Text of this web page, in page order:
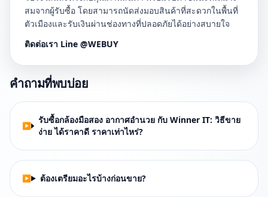
สมจากผู้รับซื้อ โดยสามารถนัดส่งมอบสินค้าที่สะดวกในพื้นที่
ตัวเมืองและรับเงินผ่านช่องทางที่ปลอดภัยได้อย่างสบายใจ
ติดต่อเรา Line @WEBUY
คำถามที่พบบ่อย
รับซื้อกล้องมือสอง อากาศอำนวย กับ Winner IT: วิธีขาย
ง่าย ได้ราคาดี ราคาเท่าไหร่?
ต้องเตรียมอะไรบ้างก่อนขาย?